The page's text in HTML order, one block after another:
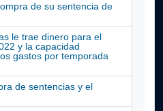
de su sentencia de
le trae dinero para el
y la capacidad
gastos por temporada
de sentencias y el